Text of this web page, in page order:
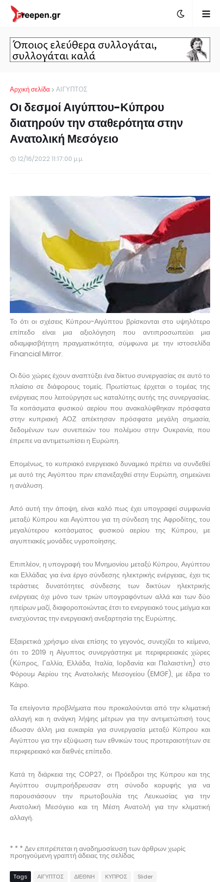
Αρχική σελίδα ΑΙΓΥΠΤΟΣ
Οι δεσμοί Αιγύπτου-Κύπρου
διατηρούν την σταθερότητα στην
Ανατολική Μεσόγειο
12/16/2022 11:17:00 μ.μ.
Το ότι οι σχέσεις Κύπρου-Αιγύπτου βρίσκονται στο υψηλότερο
επίπεδο είναι μια αξιολόγηση που αντιπροσωπεύει μια
αδιαμφισβήτητη πραγματικότητα, σύμφωνα με την ιστοσελίδα
Financial Mirror.
Οι δύο χώρες έχουν αναπτύξει ένα δίκτυο συνεργασίας σε αυτό το
πλαίσιο σε διάφορους τομείς. Πρωτίστως έρχεται ο τομέας της
ενέργειας που λειτούργησε ως καταλύτης αυτής της συνεργασίας.
Τα κοιτάσματα φυσικού αερίου που ανακαλύφθηκαν πρόσφατα
στην κυπριακή ΑΟΖ απέκτησαν πρόσφατα μεγάλη σημασία,
δεδομένων των συνεπειών του πολέμου στην Ουκρανία, που
έπρεπε να αντιμετωπίσει η Ευρώπη.
Επομένως, το κυπριακό ενεργειακό δυναμικό πρέπει να συνδεθεί
με αυτό της Αιγύπτου πριν επανεξαχθεί στην Ευρώπη, σημειώνει
η ανάλυση.
Από αυτή την άποψη, είναι καλό πως έχει υπογραφεί συμφωνία
μεταξύ Κύπρου και Αιγύπτου για τη σύνδεση της Αφροδίτης, του
μεγαλύτερου κοιτάσματος φυσικού αερίου της Κύπρου, με
αιγυπτιακές μονάδες υγροποίησης.
Επιπλέον, η υπογραφή του Μνημονίου μεταξύ Κύπρου, Αιγύπτου
και Ελλάδας για ένα έργο σύνδεσης ηλεκτρικής ενέργειας, έχει τις
τεράστιες δυνατότητες σύνδεσης των δικτύων ηλεκτρικής
ενέργειας όχι μόνο των τριών υπογραφόντων αλλά και των δύο
ηπείρων μαζί, διαφοροποιώντας έτσι το ενεργειακό τους μείγμα και
ενισχύοντας την ενεργειακή ανεξαρτησία της Ευρώπης.
Εξαιρετικά χρήσιμο είναι επίσης το γεγονός, συνεχίζει το κείμενο,
ότι το 2019 η Αίγυπτος συνεργάστηκε με περιφερειακές χώρες
(Κύπρος, Γαλλία, Ελλάδα, Ιταλία, Ιορδανία και Παλαιστίνη) στο
Φόρουμ Αερίου της Ανατολικής Μεσογείου (EMGF), με έδρα το
Κάιρο.
Τα επείγοντα προβλήματα που προκαλούνται από την κλιματική
αλλαγή και η ανάγκη λήψης μέτρων για την αντιμετώπισή τους
έδωσαν άλλη μια ευκαιρία για συνεργασία μεταξύ Κύπρου και
Αιγύπτου για την εξύψωση των εθνικών τους προτεραιοτήτων σε
περιφερειακό και διεθνές επίπεδο.
Κατά τη διάρκεια της COP27, οι Πρόεδροι της Κύπρου και της
Αιγύπτου συμπροήδρευσαν στη σύνοδο κορυφής για να
παρουσιάσουν την πρωτοβουλία της Λευκωσίας για την
Ανατολική Μεσόγειο και τη Μέση Ανατολή για την κλιματική
αλλαγή.
* * * Δεν επιτρέπεται η αναδημοσίευση των άρθρων χωρίς
προηγούμενη γραπτή άδειας της σελίδας
Tags ΑΙΓΥΠΤΟΣ ΔΙΕΘΝΗ ΚΥΠΡΟΣ Slider